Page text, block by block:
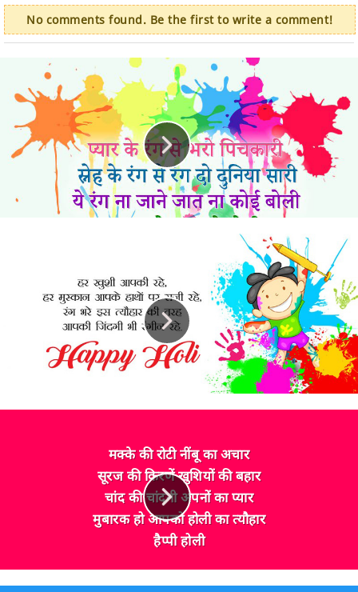
No comments found. Be the first to write a comment!
मक्के की रोटी नींबू का अचार
सूरज की किरणें खुशियों की बहार
चांद की चांदनी अपनों का प्यार
मुबारक हो आपको होली का त्यौहार
हैप्पी होली